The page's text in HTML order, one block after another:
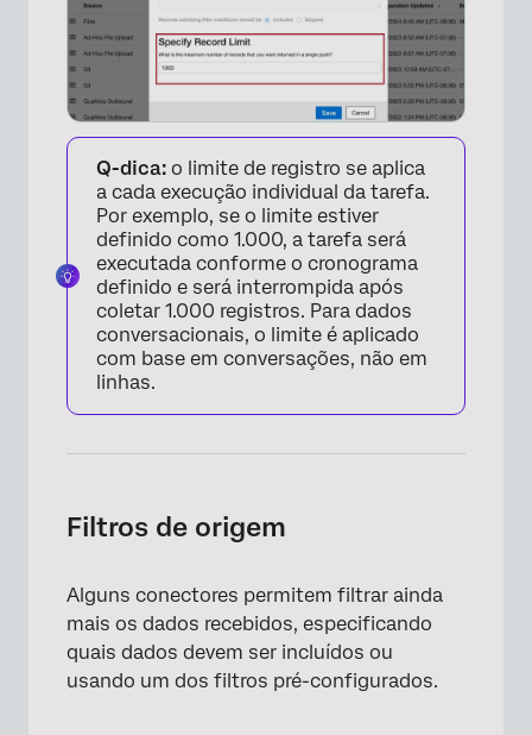
Q-dica: o limite de registro se aplica
a cada execução individual da tarefa.
Por exemplo, se o limite estiver
definido como 1.000, a tarefa será
executada conforme o cronograma
definido e será interrompida após
coletar 1.000 registros. Para dados
conversacionais, o limite é aplicado
com base em conversações, não em
linhas.
Filtros de origem
Alguns conectores permitem filtrar ainda
mais os dados recebidos, especificando
quais dados devem ser incluídos ou
usando um dos filtros pré-configurados.